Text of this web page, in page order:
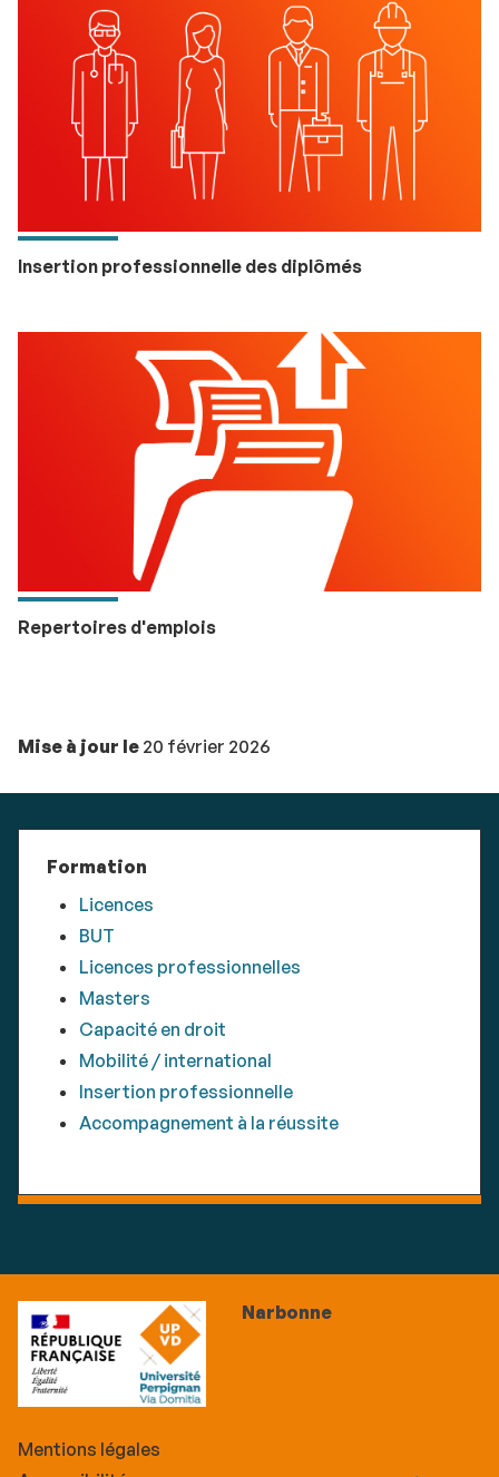
Insertion professionnelle des diplômés
Repertoires d'emplois
Mise à jour le 20 février 2026
Formation
Licences
BUT
Licences professionnelles
Masters
Capacité en droit
Mobilité / international
Insertion professionnelle
Accompagnement à la réussite
Narbonne
Mentions légales